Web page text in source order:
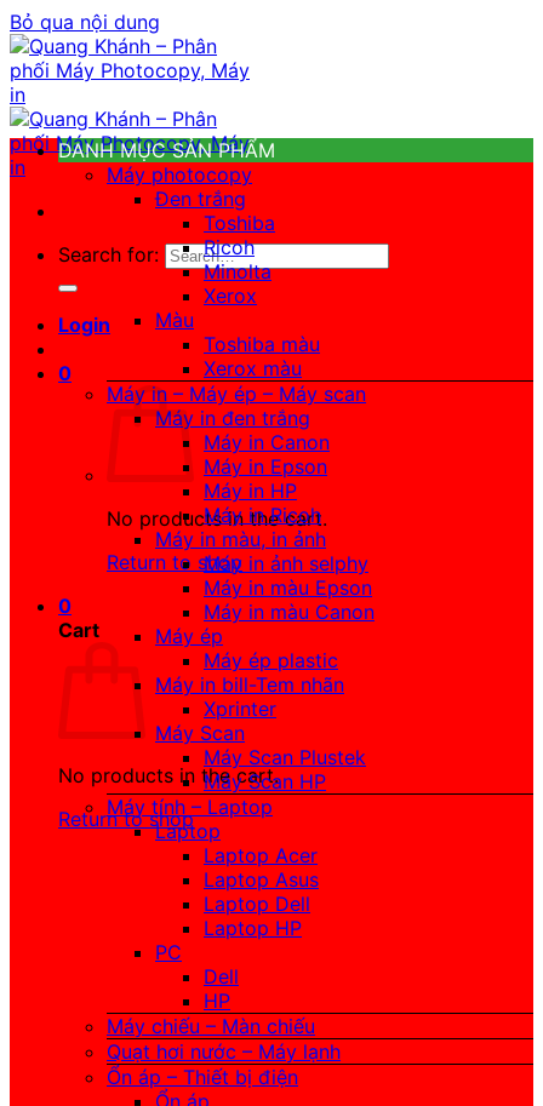
Bỏ qua nội dung
Search for:
Login
0
No products in the cart.
Return to shop
0
Cart
No products in the cart.
Return to shop
DANH MỤC SẢN PHẨM
Máy photocopy
Đen trắng
Toshiba
Ricoh
Minolta
Xerox
Màu
Toshiba màu
Xerox màu
Máy in – Máy ép – Máy scan
Máy in đen trắng
Máy in Canon
Máy in Epson
Máy in HP
Máy in Ricoh
Máy in màu, in ảnh
Máy in ảnh selphy
Máy in màu Epson
Máy in màu Canon
Máy ép
Máy ép plastic
Máy in bill-Tem nhãn
Xprinter
Máy Scan
Máy Scan Plustek
Máy Scan HP
Máy tính – Laptop
Laptop
Laptop Acer
Laptop Asus
Laptop Dell
Laptop HP
PC
Dell
HP
Máy chiếu – Màn chiếu
Quạt hơi nước – Máy lạnh
Ổn áp – Thiết bị điện
Ổn áp